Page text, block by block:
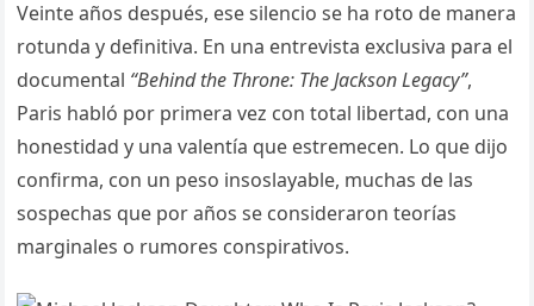
Veinte años después, ese silencio se ha roto de manera
rotunda y definitiva. En una entrevista exclusiva para el
documental “Behind the Throne: The Jackson Legacy”,
Paris habló por primera vez con total libertad, con una
honestidad y una valentía que estremecen. Lo que dijo
confirma, con un peso insoslayable, muchas de las
sospechas que por años se consideraron teorías
marginales o rumores conspirativos.